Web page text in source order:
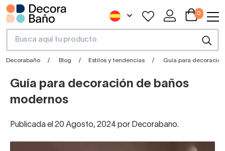
0
Decorabaño Blog Estilos y tendencias Guía para
Guía para decoración de baños
modernos
Publicada el 20 Agosto, 2024 por Decorabano.